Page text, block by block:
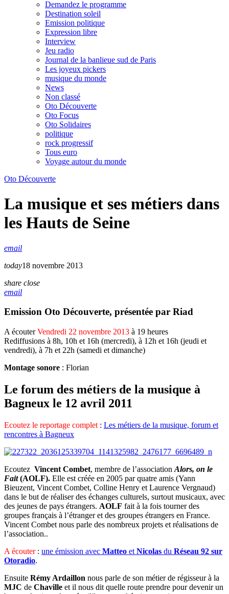
Demandez le programme
Destination soleil
Emission politique
Expression libre
Interview
Jeu radio
Journal de la banlieue sud de Paris
Les joyeux pickers
musique du monde
News
Non classé
Oto Découverte
Oto Focus
Oto Solidaires
politique
rock progressif
Tous euro
Voyage autour du monde
Oto Découverte
La musique et ses métiers dans
les Hauts de Seine
email
today18 novembre 2013
share close
email
Emission Oto Découverte, présentée par Riad
A écouterVendredi 22 novembre 2013 à 19 heures
Rediffusions à 8h, 10h et 16h (mercredi), à 12h et 16h (jeudi et
vendredi), à 7h et 22h (samedi et dimanche)
Montage sonore : Florian
Le forum des métiers de la musique à
Bagneux le 12 avril 2011
Ecoutez le reportage complet : Les métiers de la musique, forum et
rencontres à Bagneux
Ecoutez Vincent Combet, membre de l’association Alors, on le
Fait (AOLF). Elle est créée en 2005 par quatre amis (Yann
Bieuzent, Vincent Combet, Colline Henry et Laurence Vergnaud)
dans le but de réaliser des échanges culturels, surtout musicaux, avec
des jeunes de pays étrangers. AOLF fait à la fois tourner des
groupes français à l’étranger et des groupes étrangers en France.
Vincent Combet nous parle des nombreux projets et réalisations de
l’association..
A écouter: une émission avec Matteo et Nicolas du Réseau 92 sur
Otoradio.
Ensuite Rémy Ardaillon nous parle de son métier de régisseur à la
MJC de Chaville et il nous dit quelle route prendre pour devenir un